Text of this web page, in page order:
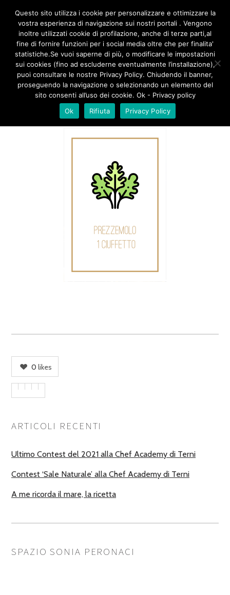
PREZZEMOLO 1 CIUFFETTO
0 likes
ARTICOLI RECENTI
Ultimo Contest del 2021 alla Chef Academy di Terni
Contest ‘Sale Naturale’ alla Chef Academy di Terni
A me ricorda il mare, la ricetta
SPAZIO SONIA PERONACI
Questo sito utilizza i cookie per personalizzare e ottimizzare la
vostra esperienza di navigazione sui nostri portali . Vengono
inoltre utilizzati cookie di profilazione, anche di terze parti,al
fine di fornire funzioni per i social media oltre che per finalita'
statistiche.Se vuoi saperne di più, o modificare le impostazioni
sui cookies (fino ad escluderne eventualmente l’installazione),
puoi consultare le nostre Privacy Policy. Chiudendo il banner,
proseguendo la navigazione o selezionando un elemento del
sito consenti all’uso dei cookie. Ok - Privacy policy
Ok
Rifiuta Privacy Policy